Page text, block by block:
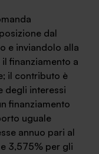
dal
e inviandolo alla
finanziamento a
il contributo è
degli interessi
finanziamento
uguale
annuo pari al
3,575% per gli